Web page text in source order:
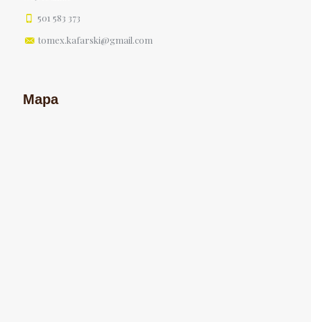
501 583 373
tomex.kafarski@gmail.com
Mapa